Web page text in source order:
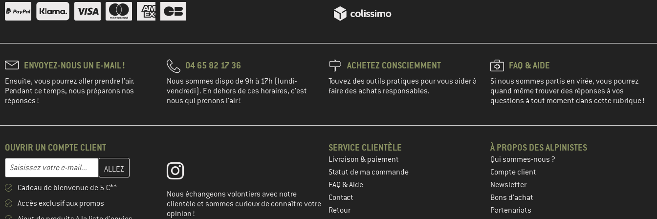
ENVOYEZ-NOUS UN E-MAIL !
Ensuite, vous pourrez aller prendre l'air.
Pendant ce temps, nous préparons nos
réponses !
04 65 82 17 36
Nous sommes dispo de 9h à 17h (lundi-
vendredi). En dehors de ces horaires, c'est
nous qui prenons l'air !
ACHETEZ CONSCIEMMENT
Touvez des outils pratiques pour vous aider à
faire des achats responsables.
FAQ & AIDE
Si nous sommes partis en virée, vous pourrez
quand même trouver des réponses à vos
questions à tout moment dans cette rubrique !
OUVRIR UN COMPTE CLIENT
Adresse e-mail
Entrez votre adresse e-mail ici et créez votre compte client à la prochaine étape
Cadeau de bienvenue de 5 €**
Accès exclusif aux promos
Nous échangeons volontiers avec notre
clientèle et sommes curieux de connaître votre
opinion !
SERVICE CLIENTÈLE
Livraison & paiement
Statut de ma commande
FAQ & Aide
Contact
Retour
À PROPOS DES ALPINISTES
Qui sommes-nous ?
Compte client
Newsletter
Bons d'achat
Partenariats